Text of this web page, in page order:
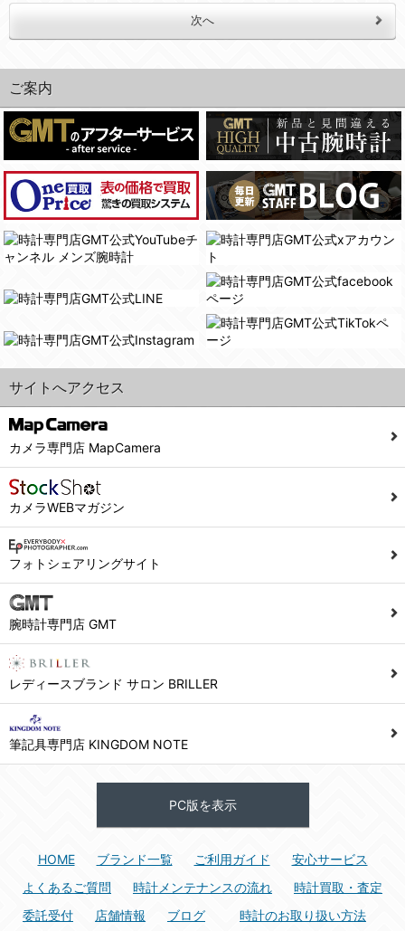
(2)法令等により開示を求められた場合。
(4)国の機関若しくは地方公共団体又はその委託を受けた者が法令の定める事務を遂行することに対して協力する必要がある場合であって、本人の同意を得ることにより当該事務の遂行に支障を及ぼすおそれがあるとき。
(5)業務を円滑に進めるために、外部業者に個人データの一部又は全部の処理を委託する場合（ただし、委託する場合は委託した個人データの安全管理が図られるように、委託先に対する必要かつ適切な監督を行ないます）。
４．ご提供の任意性
当社への個人情報の提供はお客様の任意ですが、必要な個人情報をご提供いただけない場合、当社のサービス等が利用できない場合がありますのでご了承下さい。
５．ご本人が容易に知覚できない方法による個人情報の取得
また利用者の統計的分析のため、または掲載された広告にクッキーを使用する場合があります。
シュッピン株式会社 個人情報相談窓口
Mail：privacy@syuppin.com (受付)
(2) ユーザーから寄せられた情報を、ユーザーの個人情報を表示せずに開示する場合。
(3) ユーザーが個人情報の開示について同意している場合。
(4) 法令により開示が求められた場合。
(5) 弊社で取り扱う商品またはサービスに関する案内や情報提供（郵便、電子メール等によるダイレクトメールなど）を行なう場合。
(6) 弊社が利用目的を示してユーザーから取得した情報を、その利用目的の範囲内で利用する場合。
6. 情報の提供
1)弊社は、各ユーザーに対し、当該ユーザーの購入商品の情報、及び弊社の特価商品の情報等、ユーザーに有益かつ便利な情報を提供するものとし、ユーザーはこれに同意するものとします。
フォームにて入力されたメールアドレスに、本サイトのお知らせをメールにてお送りさせていただきます。
本サイト会員のお客様は
※設定変更前にログインする必要があります。
メールマガジン会員のお客様はこちら
7. ユーザーの義務
(1) 他のユーザー、第三者もしくは弊社の著作権又はその他の権利を侵害する行為、及び侵害する恐れのある行為。
(6) 犯罪的行為、または犯罪的行為に結びつく行為、もしくはその恐れのある行為。
(9) 弊社の企業活動の運営を妨げるような行為、誹謗するような行為。
(12) その他、法令に違反または違反する恐れのある行為。
(13) その他、弊社が不適切と判断する行為。
2) ユーザーは、本サイト及び本サービスの利用により、弊社または第三者が損害を被ったときは、かかる損害を賠償するものとします。
ご案内
サイトへアクセス
カメラ専門店 MapCamera
カメラWEBマガジン
フォトシェアリングサイト
腕時計専門店 GMT
レディースブランド サロン BRILLER
筆記具専門店 KINGDOM NOTE
PC版を表示
HOME ブランド一覧 ご利用ガイド
安心サービス
よくあるご質問
時計メンテナンスの流れ
時計買取・査定
委託受付
店舗情報 ブログ 時計のお取り扱い方法